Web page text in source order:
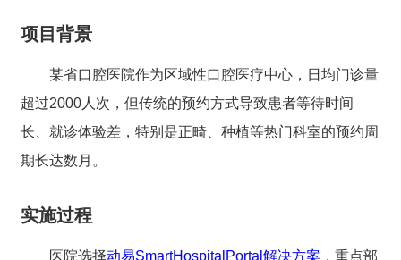
项目背景
某省口腔医院作为区域性口腔医疗中心，日均门诊量
超过2000人次，但传统的预约方式导致患者等待时间
长、就诊体验差，特别是正畸、种植等热门科室的预约周
期长达数月。
实施过程
医院选择动易SmartHospitalPortal解决方案 ，重点部